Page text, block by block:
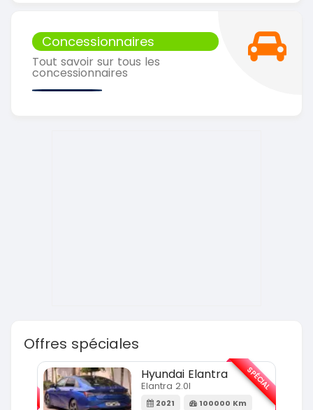
Concessionnaires
Tout savoir sur tous les
concessionnaires
Offres spéciales
Hyundai Elantra
Elantra 2.0l
2021 100000 Km
SPÉCIAL